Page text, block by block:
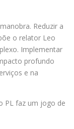
Reduzir a
o relator Leo
Implementar
profundo
e na
PL faz um jogo de